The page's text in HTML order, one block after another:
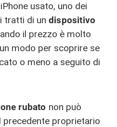
usato, uno dei
tratti di un dispositivo
il prezzo è molto
modo per scoprire se
o meno a seguito di
rubato non può
proprietario